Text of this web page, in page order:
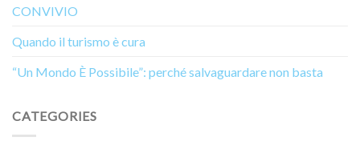
CONVIVIO
Quando il turismo è cura
“Un Mondo È Possibile”: perché salvaguardare non basta
CATEGORIES